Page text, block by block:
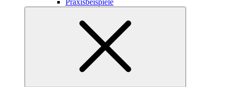
Praxisbeispiele